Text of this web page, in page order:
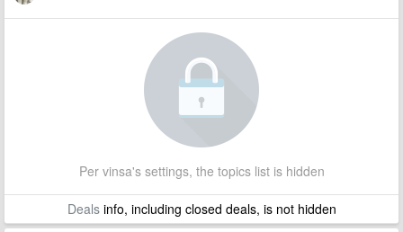
Per vinsa's settings, the topics list is hidden
Dealsinfo, including closed deals, is not hidden